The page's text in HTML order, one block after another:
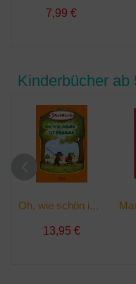
7,99 €
Kinderbücher
13,95 €